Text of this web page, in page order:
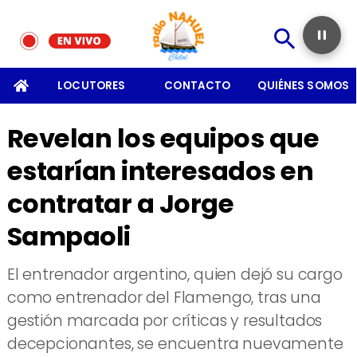
LOCUTORES CONTACTO QUIÉNES SOMOS
Revelan los equipos que
estarían interesados en
contratar a Jorge
Sampaoli
El entrenador argentino, quien dejó su cargo
como entrenador del Flamengo, tras una
gestión marcada por críticas y resultados
decepcionantes, se encuentra nuevamente